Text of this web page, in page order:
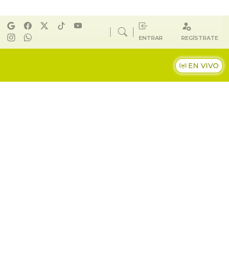
ENTRAR REGÍSTRATE
EN VIVO